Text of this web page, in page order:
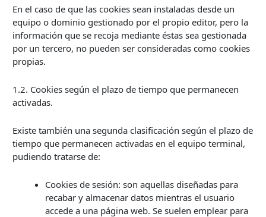
En el caso de que las cookies sean instaladas desde un
equipo o dominio gestionado por el propio editor, pero la
información que se recoja mediante éstas sea gestionada
por un tercero, no pueden ser consideradas como cookies
propias.
1.2. Cookies según el plazo de tiempo que permanecen
activadas.
Existe también una segunda clasificación según el plazo de
tiempo que permanecen activadas en el equipo terminal,
pudiendo tratarse de:
Cookies de sesión: son aquellas diseñadas para
recabar y almacenar datos mientras el usuario
accede a una página web. Se suelen emplear para